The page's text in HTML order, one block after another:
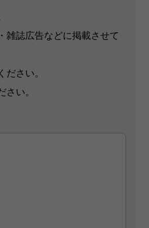
雑誌広告などに掲載させて
さい。
さい。